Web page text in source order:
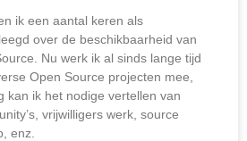
ik een aantal keren als
over de beschikbaarheid van
Nu werk ik al sinds lange tijd
Open Source projecten mee,
kan ik het nodige vertellen van
vrijwilligers werk, source
enz.